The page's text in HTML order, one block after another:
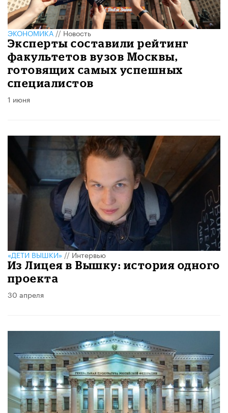
ЭКОНОМИКА//Новость
Эксперты составили рейтинг
факультетов вузов Москвы,
готовящих самых успешных
специалистов
1 июня
«ДЕТИ ВЫШКИ»//Интервью
Из Лицея в Вышку: история одного
проекта
30 апреля